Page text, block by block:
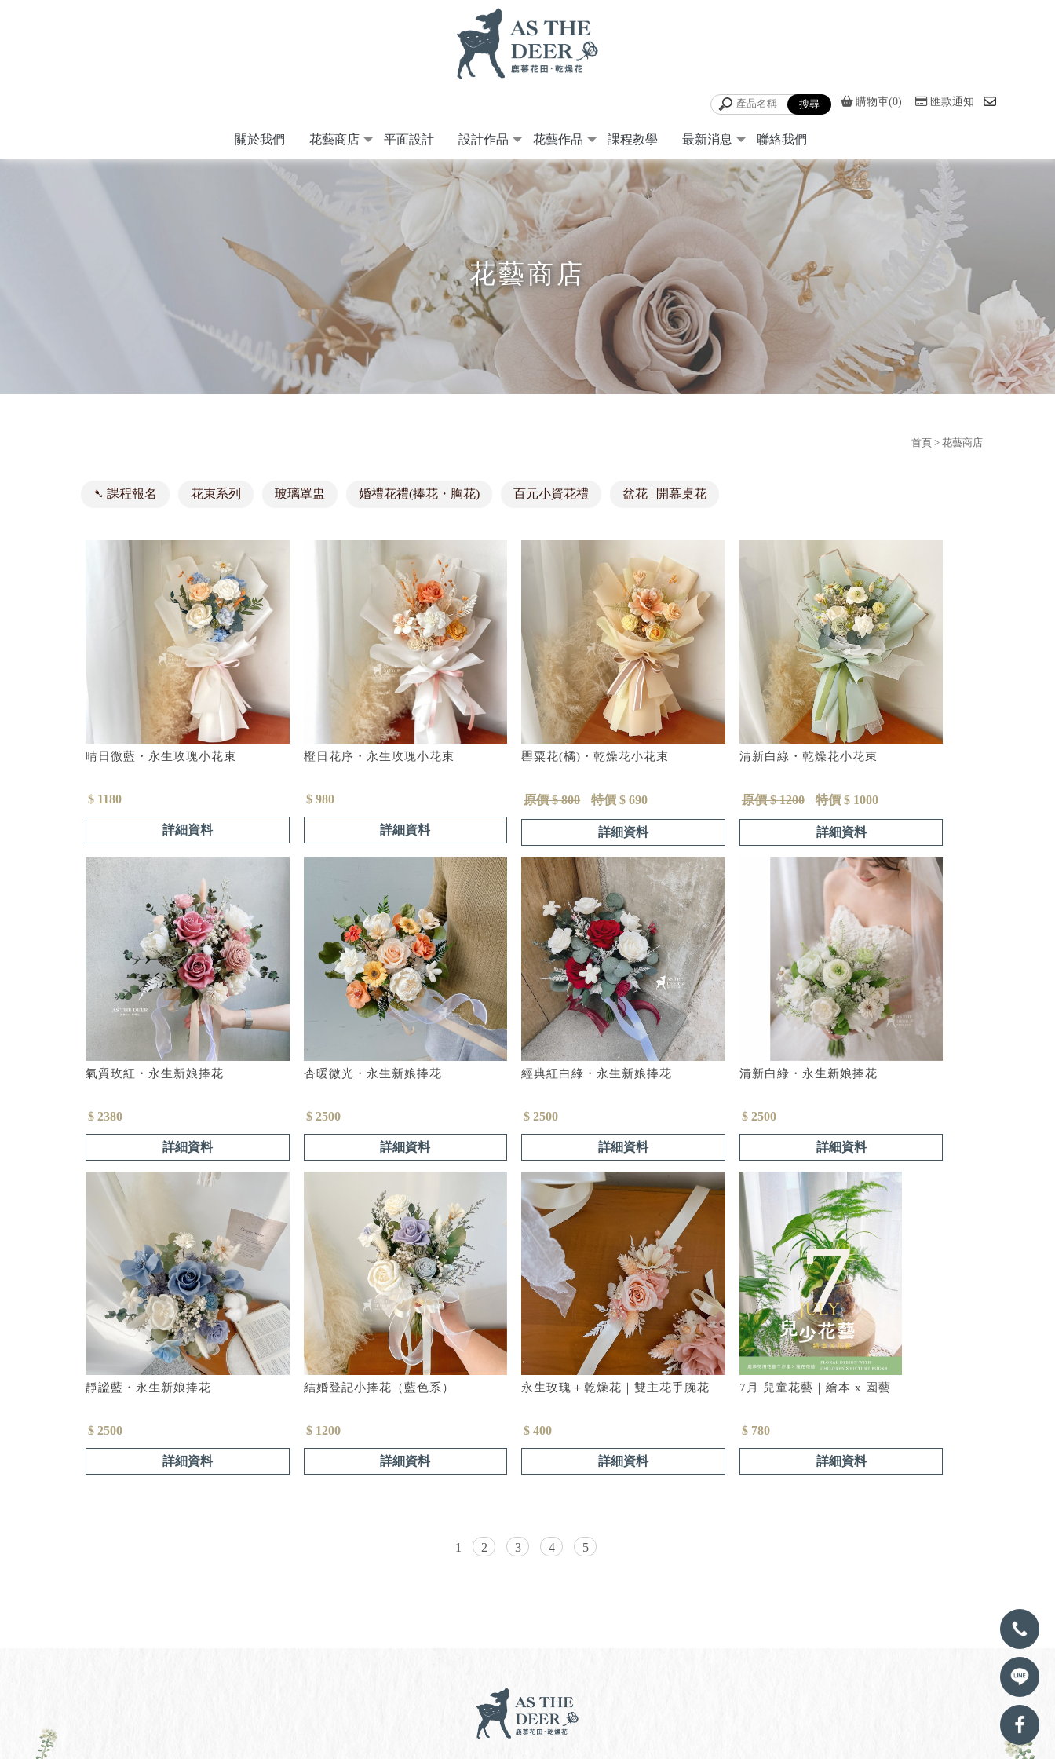
購物車(0) 匯款通知
關於我們 花藝商店 平面設計 設計作品 花藝作品 課程教學 最新消息 聯絡我們
花藝商店
首頁 > 花藝商店
➷ 課程報名 花束系列 玻璃罩盅 婚禮花禮(捧花・胸花) 百元小資花禮 盆花 | 開幕桌花
晴日微藍・永生玫瑰小花束
$ 1180
詳細資料
橙日花序・永生玫瑰小花束
$ 980
詳細資料
罌粟花(橘)・乾燥花小花束
原價 $ 800 特價 $ 690
詳細資料
清新白綠・乾燥花小花束
原價 $ 1200 特價 $ 1000
詳細資料
氣質玫紅・永生新娘捧花
$ 2380
詳細資料
杏暖微光・永生新娘捧花
$ 2500
詳細資料
經典紅白綠・永生新娘捧花
$ 2500
詳細資料
清新白綠・永生新娘捧花
$ 2500
詳細資料
靜謐藍・永生新娘捧花
$ 2500
詳細資料
結婚登記小捧花（藍色系）
$ 1200
詳細資料
永生玫瑰＋乾燥花｜雙主花手腕花
$ 400
詳細資料
7月 兒童花藝｜繪本 x 園藝
$ 780
詳細資料
1 2 3 4 5